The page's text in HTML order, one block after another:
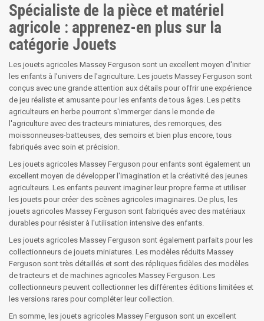
Spécialiste de la pièce et matériel
agricole : apprenez-en plus sur la
catégorie Jouets
Les jouets agricoles Massey Ferguson sont un excellent moyen d'initier
les enfants à l'univers de l'agriculture. Les jouets Massey Ferguson sont
conçus avec une grande attention aux détails pour offrir une expérience
de jeu réaliste et amusante pour les enfants de tous âges. Les petits
agriculteurs en herbe pourront s'immerger dans le monde de
l'agriculture avec des tracteurs miniatures, des remorques, des
moissonneuses-batteuses, des semoirs et bien plus encore, tous
fabriqués avec soin et précision.
Les jouets agricoles Massey Ferguson pour enfants sont également un
excellent moyen de développer l'imagination et la créativité des jeunes
agriculteurs. Les enfants peuvent imaginer leur propre ferme et utiliser
les jouets pour créer des scènes agricoles imaginaires. De plus, les
jouets agricoles Massey Ferguson sont fabriqués avec des matériaux
durables pour résister à l'utilisation intensive des enfants.
Les jouets agricoles Massey Ferguson sont également parfaits pour les
collectionneurs de jouets miniatures. Les modèles réduits Massey
Ferguson sont très détaillés et sont des répliques fidèles des modèles
de tracteurs et de machines agricoles Massey Ferguson. Les
collectionneurs peuvent collectionner les différentes éditions limitées et
les versions rares pour compléter leur collection.
En somme, les jouets agricoles Massey Ferguson sont un excellent